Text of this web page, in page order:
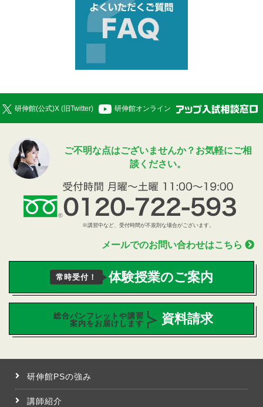
研伸館(公式)X (旧Twitter) 研伸館オンライン
ご不明な点はございませんか？お気軽にご相
談ください。
メールでのお問い合わせはこちら
常時受付！ 体験授業のご案内
総合パンフレットや講習
案内をお届けします
資料請求
研伸館PSの強み
講師紹介